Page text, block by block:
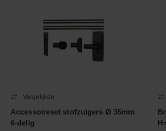
Vergelijken
Accessoireset stofzuigers Ø 35mm
6-delig